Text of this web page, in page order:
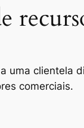
uma clientela
comerciais.